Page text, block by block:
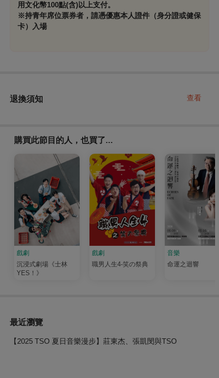
用文化幣100點(含)以上支付。
※持青年席位票券者，請憑優惠本人證件（身分證或健保
卡）入場
退換須知 查看
購買此節目的人，也買了...
戲劇
沉浸式劇場《士林
YES！》
戲劇
職男人生4-笑の祭典
音樂
命運之迴響
最近瀏覽
【2025 TSO 夏日音樂漫步】莊東杰、張凱閔與TSO